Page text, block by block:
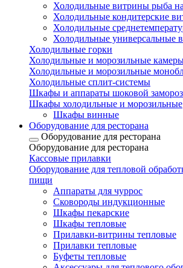
Холодильные витрины рыба
Холодильные кондитерские
Холодильные
Холодильные универсальные
Холодильные горки
Холодильные и морозильные
Холодильные и морозильные
Холодильные сплит-системы
Шкафы и аппараты шоковой
Шкафы холодильные и морозильные
Шкафы винные
Оборудование для ресторана
Оборудование для ресторана
Оборудование для ресторана
Кассовые прилавки
Оборудование для тепловой
пищи
Аппараты для чуррос
Сковороды индукционные
Шкафы пекарские
Шкафы тепловые
Прилавки-витрины тепловые
Прилавки тепловые
Буфеты тепловые